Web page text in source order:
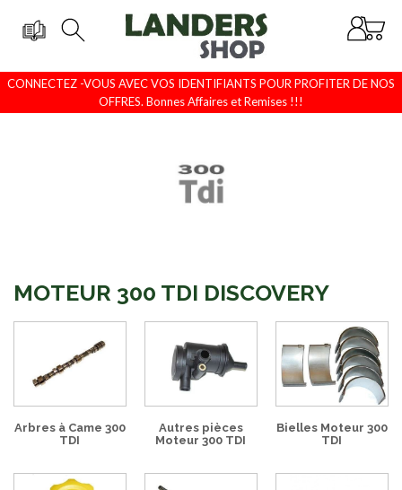
CONNECTEZ -VOUS AVEC VOS IDENTIFIANTS POUR PROFITER DE NOS
OFFRES. Bonnes Affaires et Remises !!!
MOTEUR 300 TDI DISCOVERY
Arbres à Came 300
TDI
Autres pièces
Moteur 300 TDI
Bielles Moteur 300
TDI